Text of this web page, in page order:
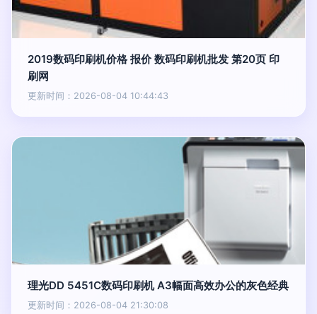
2019数码印刷机价格 报价 数码印刷机批发 第20页 印
刷网
更新时间：2026-08-04 10:44:43
理光DD 5451C数码印刷机 A3幅面高效办公的灰色经典
更新时间：2026-08-04 21:30:08